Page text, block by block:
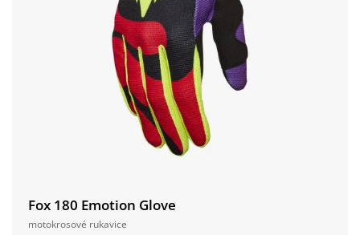
Fox 180 Emotion Glove
motokrosové rukavice